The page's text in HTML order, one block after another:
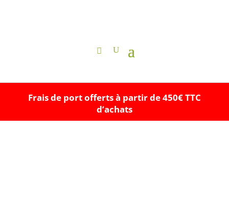
Frais de port offerts à partir de 450€ TTC
d’achats